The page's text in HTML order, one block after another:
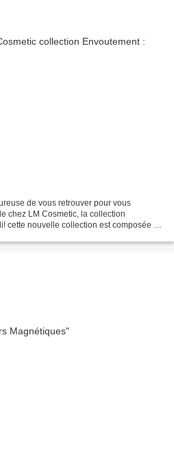
de vous retrouver pour vous
chez LM Cosmetic, la collection
cette nouvelle collection est composée de